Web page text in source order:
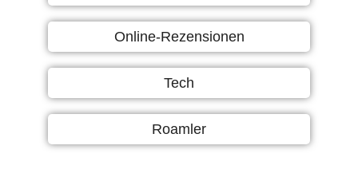
Online-Rezensionen
Tech
Roamler